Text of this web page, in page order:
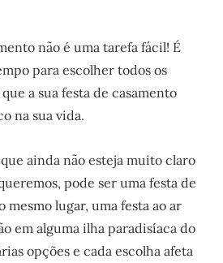
não é uma tarefa fácil! É
para escolher todos os
a sua festa de casamento
na sua vida.
ainda não esteja muito claro
pode ser uma festa de
mesmo lugar, uma festa ao ar
em alguma ilha paradisíaca do
opções e cada escolha afeta